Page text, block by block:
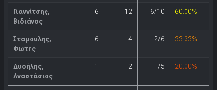
Γιαννίτσης,
Βιδιάνος
6 12 6/10 60.00%
Σταμουλης,
Φωτης
6 4 2/6 33.33%
Δυοήλης,
Αναστάσιος
1 2 1/5 20.00%